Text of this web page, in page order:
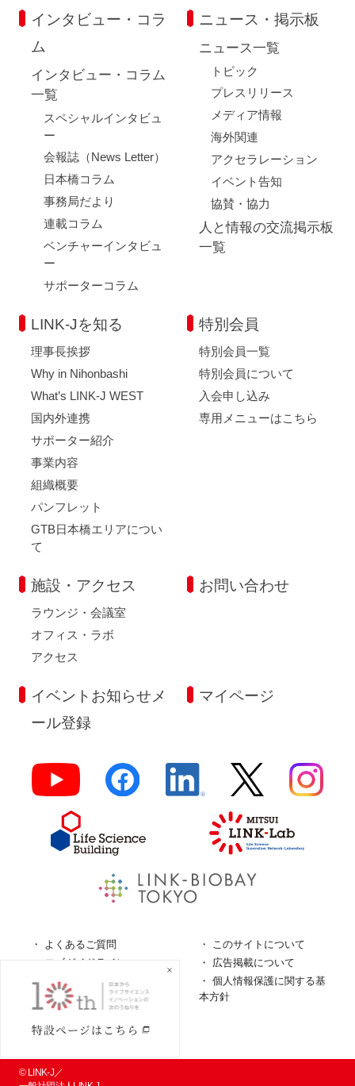
インタビュー・コラ
ム
インタビュー・コラム
一覧
スペシャルインタビュ
ー
会報誌（News Letter）
日本橋コラム
事務局だより
連載コラム
ベンチャーインタビュ
ー
サポーターコラム
ニュース・掲示板
ニュース一覧
トピック
プレスリリース
メディア情報
海外関連
アクセラレーション
イベント告知
協賛・協力
人と情報の交流掲示板
一覧
LINK-Jを知る
理事長挨拶
Why in Nihonbashi
What’s LINK-J WEST
国内外連携
サポーター紹介
事業内容
組織概要
パンフレット
GTB日本橋エリアについ
て
特別会員
特別会員一覧
特別会員について
入会申し込み
専用メニューはこちら
施設・アクセス
ラウンジ・会議室
オフィス・ラボ
アクセス
お問い合わせ
イベントお知らせメ
ール登録
マイページ
よくあるご質問
このサイトについて
ロゴガイドライン
広告掲載について
特定商取引法に基づく表
個人情報保護に関する基
本方針
© LINK-J／